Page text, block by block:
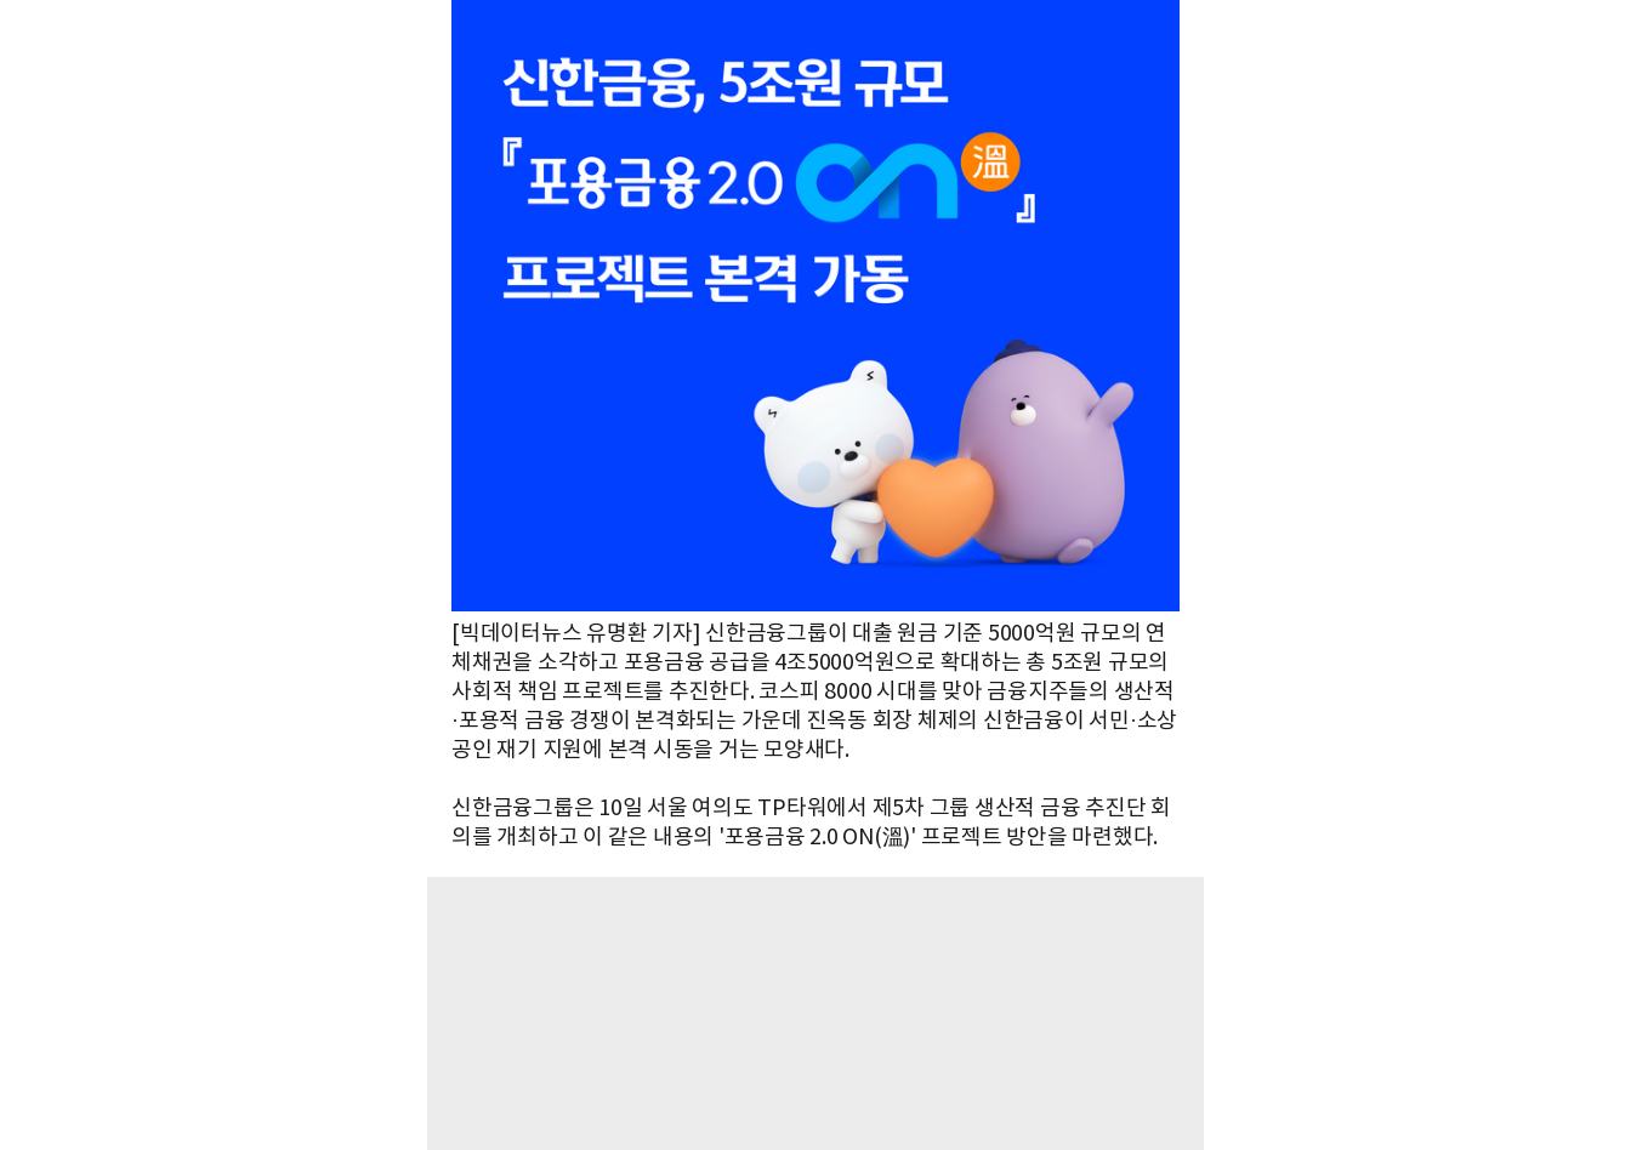
[빅데이터뉴스 유명환 기자] 신한금융그룹이 대출 원금 기준 5000억원 규모의 연
체채권을 소각하고 포용금융 공급을 4조5000억원으로 확대하는 총 5조원 규모의
사회적 책임 프로젝트를 추진한다. 코스피 8000 시대를 맞아 금융지주들의 생산적
·포용적 금융 경쟁이 본격화되는 가운데 진옥동 회장 체제의 신한금융이 서민·소상
공인 재기 지원에 본격 시동을 거는 모양새다.
신한금융그룹은 10일 서울 여의도 TP타워에서 제5차 그룹 생산적 금융 추진단 회
의를 개최하고 이 같은 내용의 '포용금융 2.0 ON(溫)' 프로젝트 방안을 마련했다.